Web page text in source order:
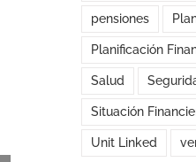
pensiones
Planificación
Salud
Situación
Unit Linked